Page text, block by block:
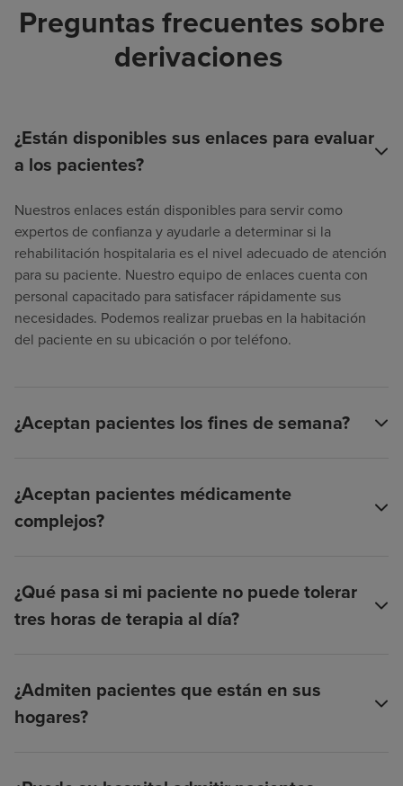
Preguntas frecuentes sobre
derivaciones
¿Están disponibles sus enlaces para evaluar
a los pacientes?
Nuestros enlaces están disponibles para servir como
expertos de confianza y ayudarle a determinar si la
rehabilitación hospitalaria es el nivel adecuado de atención
para su paciente. Nuestro equipo de enlaces cuenta con
personal capacitado para satisfacer rápidamente sus
necesidades. Podemos realizar pruebas en la habitación
del paciente en su ubicación o por teléfono.
¿Aceptan pacientes los fines de semana?
¿Aceptan pacientes médicamente
complejos?
¿Qué pasa si mi paciente no puede tolerar
tres horas de terapia al día?
¿Admiten pacientes que están en sus
hogares?